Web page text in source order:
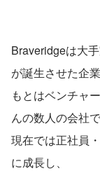
Braveridgeは大
が誕生させた企業
もとはベンチャ
んの数人の会社で
現在では正社員
に成長し、　　